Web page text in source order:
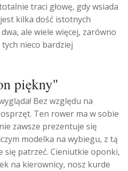
traci głowę, gdy wsiada
kilka dość istotnych
ale wiele więcej, zarówno
nieco bardziej
piękny"
Bez względu na
Ten rower ma w sobie
zawsze prezentuje się
modelka na wybiegu, z tą
się patrzeć. Cieniutkie oponki,
na kierownicy, nosz kurde